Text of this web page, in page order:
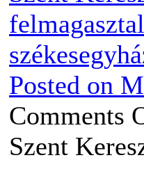
Posted on
Comments
Szent